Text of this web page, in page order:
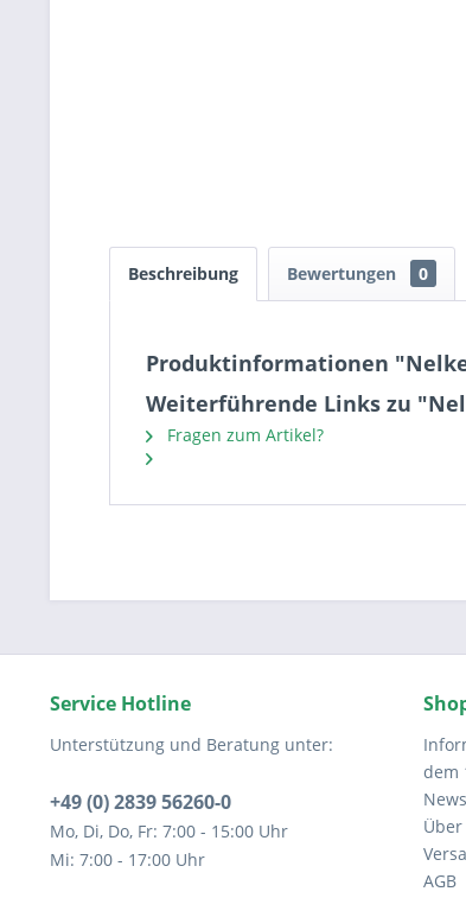
Beschreibung Bewertungen 0
Produktinformationen
Weiterführende Links zu
Fragen zum Artikel?
Service Hotline
Unterstützung und Beratung unter:
+49 (0) 2839 56260-0
Mo, Di, Do, Fr: 7:00 - 15:00 Uhr
Mi: 7:00 - 17:00 Uhr
dem
AGB